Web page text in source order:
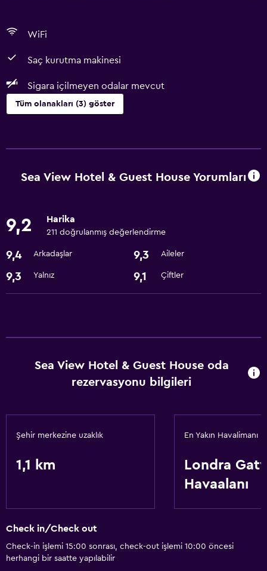
WiFi
Saç kurutma makinesi
Sigara içilmeyen odalar mevcut
Tüm olanakları (3) göster
Sigara içilmeyen odalar mevcut
Banyo
Temel özellikler
WiFi
Sea View Hotel & Guest House Yorumları
9,2 Harika
211 doğrulanmış değerlendirme
9,4 Arkadaşlar 9,3 Aileler
9,3 Yalnız 9,1 Çiftler
Sea View Hotel & Guest House oda
rezervasyonu bilgileri
Şehir merkezine uzaklık
1,1 km
En Yakın Havalimanı
Londra
Havaalanı
Check in/Check out
Check-in işlemi 15:00 sonrası, check-out işlemi 10:00 öncesi
herhangi bir saatte yapılabilir